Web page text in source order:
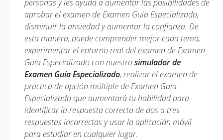
personas y les ayuda a aumentar las posibilidades de
aprobar el examen de Examen Guía Especializado,
disminuir la ansiedad y aumentar la confianza. De
esta manera, puede comprender mejor cada tema,
experimentar el entorno real del examen de Examen
Guía Especializado con nuestrosimulador de
Examen Guía Especializado, realizar el examen de
práctica de opción múltiple de Examen Guía
Especializado que aumentará tu habilidad para
identificar la respuesta correcta de dos a tres
respuestas incorrectas y usar la aplicación móvil
para estudiar en cualquier lugar.